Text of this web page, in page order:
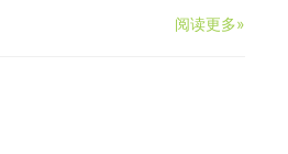
阅读更多»